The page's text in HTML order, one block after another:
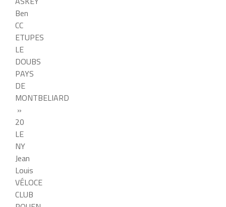
Ben
CC
ETUPES
LE
DOUBS
PAYS
DE
MONTBELIARD
»
20
LE
NY
Jean
Louis
VÉLOCE
CLUB